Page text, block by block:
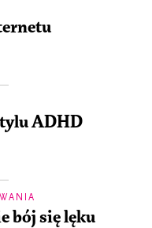
ADHD
bój się lęku